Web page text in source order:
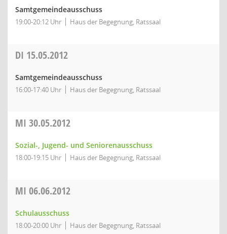
Samtgemeindeausschuss
19:00-20:12 Uhr Haus der Begegnung, Ratssaal
DI 15.05.2012
Samtgemeindeausschuss
16:00-17:40 Uhr Haus der Begegnung, Ratssaal
MI 30.05.2012
Sozial-, Jugend- und Seniorenausschuss
18:00-19:15 Uhr Haus der Begegnung, Ratssaal
MI 06.06.2012
Schulausschuss
18:00-20:00 Uhr Haus der Begegnung, Ratssaal